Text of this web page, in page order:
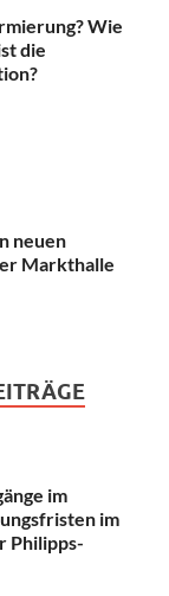
Wie
die
neuen
Markthalle
im
im
Philipps-